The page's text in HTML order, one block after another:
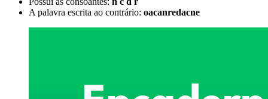
A palavra escrita ao contrário: oacanredacne